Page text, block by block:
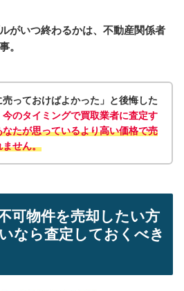
がいつ終わるかは、不動産関係者
。
売っておけばよかった」と後悔した
今のタイミングで買取業者に査定す
なたが思っているより高い価格で売
ません。
可物件を売却したい方
なら査定しておくべき